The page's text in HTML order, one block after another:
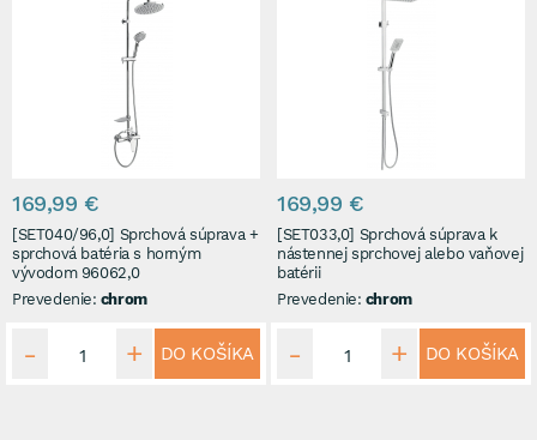
169,99 €
[SET040/96,0] Sprchová súprava +
sprchová batéria s horným
vývodom 96062,0
Prevedenie: chrom
DO KOŠÍKA
169,99 €
[SET033,0] Sprchová súprava k
nástennej sprchovej alebo vaňovej
batérii
Prevedenie: chrom
DO KOŠÍKA